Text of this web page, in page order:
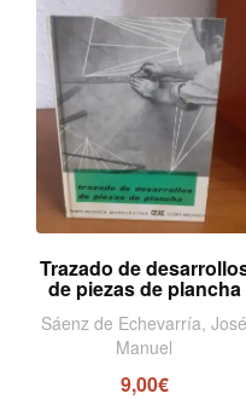
Trazado de
de piezas de plancha
Sáenz de Echevarría, José
Manuel
9,00€